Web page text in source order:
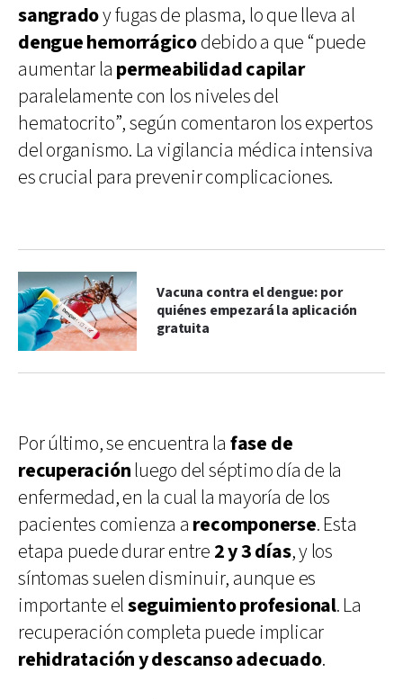
sangradoy fugas de plasma, lo que lleva al
dengue hemorrágicodebido a que “puede
aumentar la permeabilidad capilar
paralelamente con los niveles del
hematocrito”, según comentaron los expertos
del organismo. La vigilancia médica intensiva
es crucial para prevenir complicaciones.
Vacuna contra el dengue: por
quiénes empezará la aplicación
gratuita
Por último, se encuentra la fase de
recuperaciónluego del séptimo día de la
enfermedad, en la cual la mayoría de los
pacientes comienza a recomponerse. Esta
etapa puede durar entre 2 y 3 días, y los
síntomas suelen disminuir, aunque es
importante elseguimiento profesional. La
recuperación completa puede implicar
rehidratación y descanso adecuado.